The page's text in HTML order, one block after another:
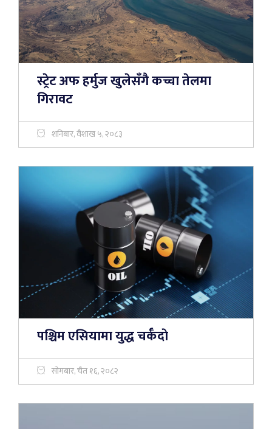
स्ट्रेट अफ हर्मुज खुलेसँगै कच्चा तेलमा
गिरावट
शनिबार, वैशाख ५, २०८३
पश्चिम एसियामा युद्ध चर्कँदाे
सोमबार, चैत १६, २०८२